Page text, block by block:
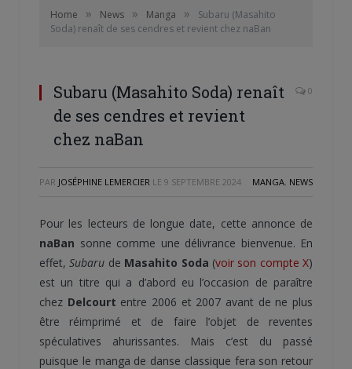
Home » News » Manga »
Subaru (Masahito
Soda) renaît de ses cendres et revient chez naBan
Subaru (Masahito Soda) renaît
de ses cendres et revient
chez naBan
0
PAR JOSÉPHINE LEMERCIER LE 9 SEPTEMBRE 2024 MANGA, NEWS
Pour les lecteurs de longue date, cette annonce de
naBan sonne comme une délivrance bienvenue. En
effet,Subaru de Masahito Soda (voir son compte X)
est un titre qui a d’abord eu l’occasion de paraître
chez Delcourt entre 2006 et 2007 avant de ne plus
être réimprimé et de faire l’objet de reventes
spéculatives ahurissantes. Mais c’est du passé
puisque le manga de danse classique fera son retour